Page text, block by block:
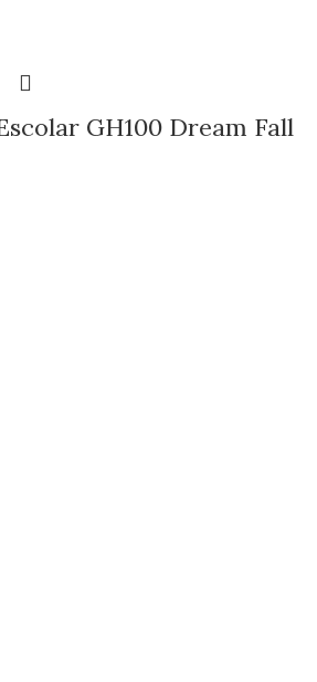
GH100 Dream Fall